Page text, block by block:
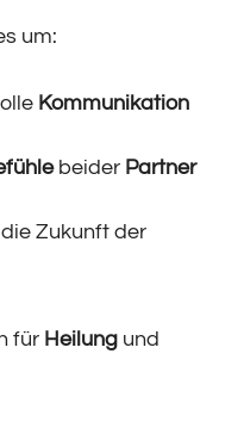
um:
Kommunikation
beider Partner
Zukunft der
für Heilung und